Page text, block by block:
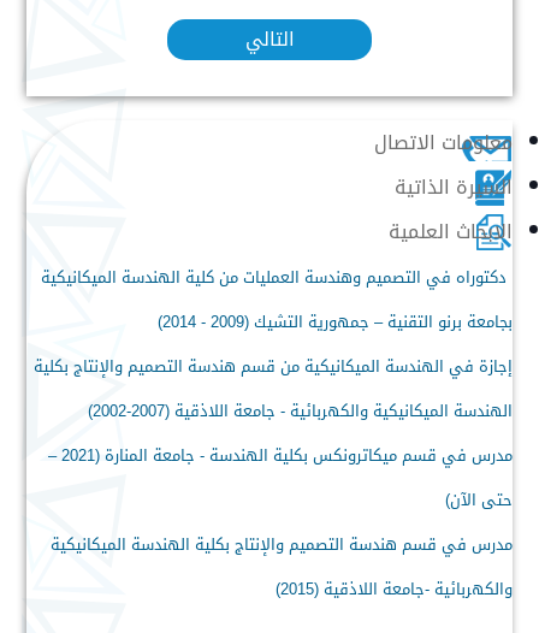
التالي
معلومات الاتصال
السيرة الذاتية
الابحاث العلمية
دكتوراه في التصميم وهندسة العمليات من كلية الهندسة الميكانيكية
بجامعة برنو التقنية – جمهورية التشيك (2009 - 2014)
إجازة في الهندسة الميكانيكية من قسم هندسة التصميم والإنتاج بكلية
الهندسة الميكانيكية والكهربائية - جامعة اللاذقية (2007-2002)
مدرس في قسم ميكاترونكس بكلية الهندسة - جامعة المنارة (2021 –
حتى الآن)
مدرس في قسم هندسة التصميم والإنتاج بكلية الهندسة الميكانيكية
والكهربائية -جامعة اللاذقية (2015)